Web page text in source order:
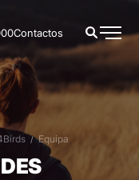
Contactos
Equipa